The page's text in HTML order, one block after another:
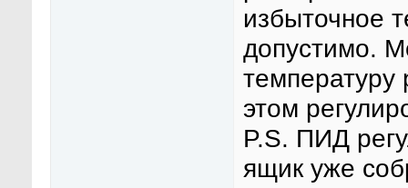
избыточное
допустимо.
температуру
этом
P.S. ПИД
ящик уже